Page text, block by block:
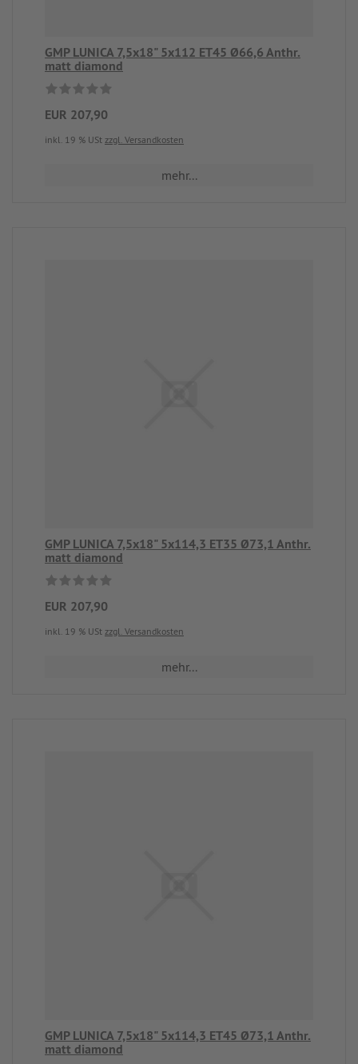
GMP LUNICA 7,5x18" 5x112 ET45 Ø66,6 Anthr.
matt diamond
EUR 207,90
inkl. 19 % USt zzgl. Versandkosten
mehr...
GMP LUNICA 7,5x18" 5x114,3 ET35 Ø73,1 Anthr.
matt diamond
EUR 207,90
inkl. 19 % USt zzgl. Versandkosten
mehr...
GMP LUNICA 7,5x18" 5x114,3 ET45 Ø73,1 Anthr.
matt diamond